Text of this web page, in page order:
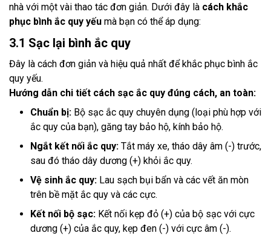
nhà với một vài thao tác đơn giản. Dưới đây là cách khắc
phục bình ắc quy yếu mà bạn có thể áp dụng:
3.1 Sạc lại bình ắc quy
Đây là cách đơn giản và hiệu quả nhất để khắc phục bình ắc
quy yếu.
Hướng dẫn chi tiết cách sạc ắc quy đúng cách, an toàn:
Chuẩn bị: Bộ sạc ắc quy chuyên dụng (loại phù hợp với
ắc quy của bạn), găng tay bảo hộ, kính bảo hộ.
Ngắt kết nối ắc quy: Tắt máy xe, tháo dây âm (-) trước,
sau đó tháo dây dương (+) khỏi ắc quy.
Vệ sinh ắc quy: Lau sạch bụi bẩn và các vết ăn mòn
trên bề mặt ắc quy và các cực.
Kết nối bộ sạc: Kết nối kẹp đỏ (+) của bộ sạc với cực
dương (+) của ắc quy, kẹp đen (-) với cực âm (-).